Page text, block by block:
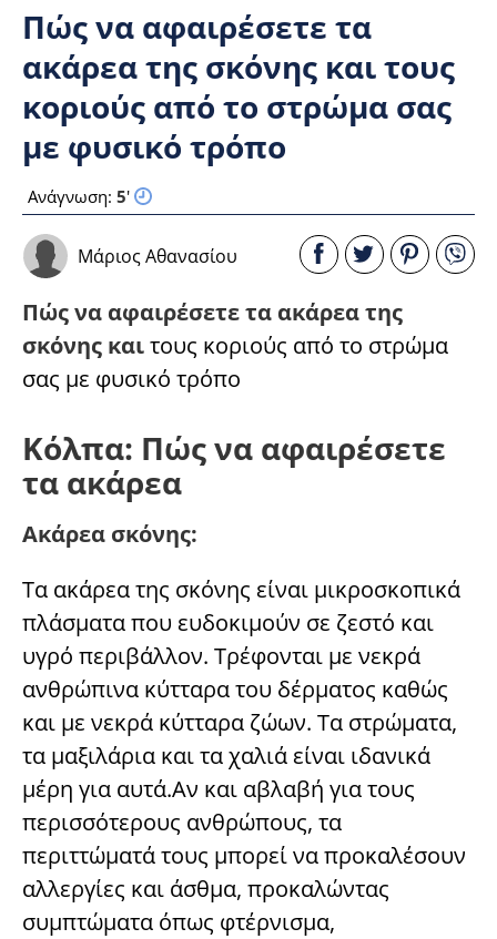
Πώς να αφαιρέσετε τα
ακάρεα της σκόνης και τους
κοριούς από το στρώμα σας
με φυσικό τρόπο
Ανάγνωση: 5'
Μάριος Αθανασίου
Πώς να αφαιρέσετε τα ακάρεα της
σκόνης καιτους κοριούς από το στρώμα
σας με φυσικό τρόπο
Κόλπα: Πώς να αφαιρέσετε
τα ακάρεα
Ακάρεα σκόνης:
Τα ακάρεα της σκόνης είναι μικροσκοπικά
πλάσματα που ευδοκιμούν σε ζεστό και
υγρό περιβάλλον. Τρέφονται με νεκρά
ανθρώπινα κύτταρα του δέρματος καθώς
και με νεκρά κύτταρα ζώων. Τα στρώματα,
τα μαξιλάρια και τα χαλιά είναι ιδανικά
μέρη για αυτά.Αν και αβλαβή για τους
περισσότερους ανθρώπους, τα
περιττώματά τους μπορεί να προκαλέσουν
αλλεργίες και άσθμα, προκαλώντας
συμπτώματα όπως φτέρνισμα,